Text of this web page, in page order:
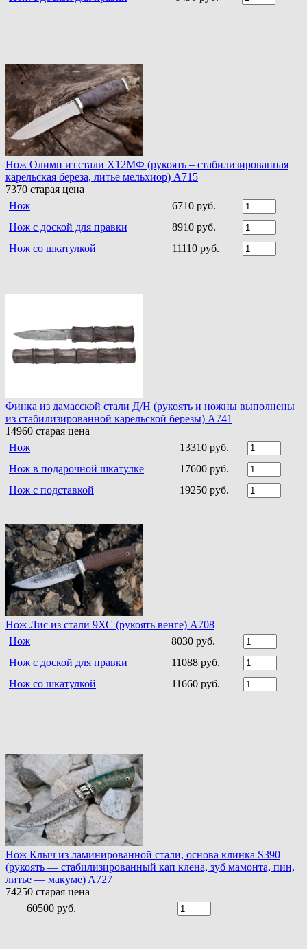
Нож Олимп из стали Х12МФ (рукоять – стабилизированная
карельская береза, литье мельхиор) A715
7370 старая цена
Нож
6710 руб.
Нож с доской для правки
8910 руб.
Нож со шкатулкой
11110 руб.
Финка из дамасской стали Д/Н (рукоять и ножны выполнены
из стабилизированной карельской березы) A741
14960 старая цена
Нож
13310 руб.
Нож в подарочной шкатулке
17600 руб.
Нож с подставкой
19250 руб.
Нож Лис из стали 9ХС (рукоять венге) A708
Нож
8030 руб.
Нож с доской для правки
11088 руб.
Нож со шкатулкой
11660 руб.
Нож Клыч из ламинированной стали, основа клинка S390
(рукоять — стабилизированный кап клена, зуб мамонта, пин,
литье — макуме) A727
74250 старая цена
60500 руб.